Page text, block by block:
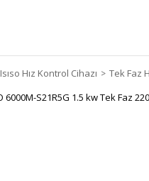
Isıso Hız Kontrol Cihazı Tek Faz